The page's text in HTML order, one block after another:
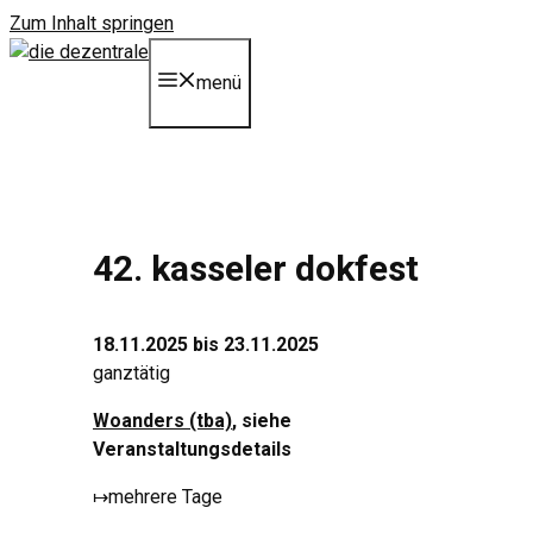
Zum Inhalt springen
menü
42. kasseler dokfest
18.11.2025 bis 23.11.2025
ganztätig
Woanders (tba), siehe
Veranstaltungsdetails
↦mehrere Tage